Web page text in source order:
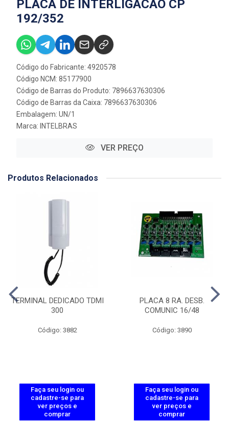
PLACA DE INTERLIGACAO CP
192/352
Código do Fabricante: 4920578
Código NCM: 85177900
Código de Barras do Produto: 7896637630306
Código de Barras da Caixa: 7896637630306
Embalagem: UN/1
Marca: INTELBRAS
VER PREÇO
Produtos Relacionados
TERMINAL DEDICADO TDMI
300
Código: 3882
Faça seu login ou
cadastre-se para
ver preços e
comprar
PLACA 8 RA. DESB.
COMUNIC 16/48
Código: 3890
Faça seu login ou
cadastre-se para
ver preços e
comprar